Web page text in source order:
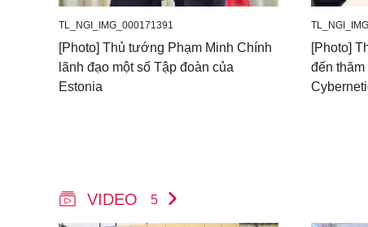
TL_NGI_IMG_000171391
[Photo] Thủ tướng Phạm Minh Chính
lãnh đạo một số Tập đoàn của
Estonia
[Photo]
đến
VIDEO 5